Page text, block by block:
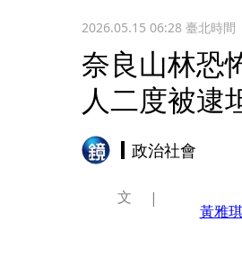
2026.05.15 06:28臺北時間
奈良山林恐
人二度被逮
政治社會
文
黃雅琪